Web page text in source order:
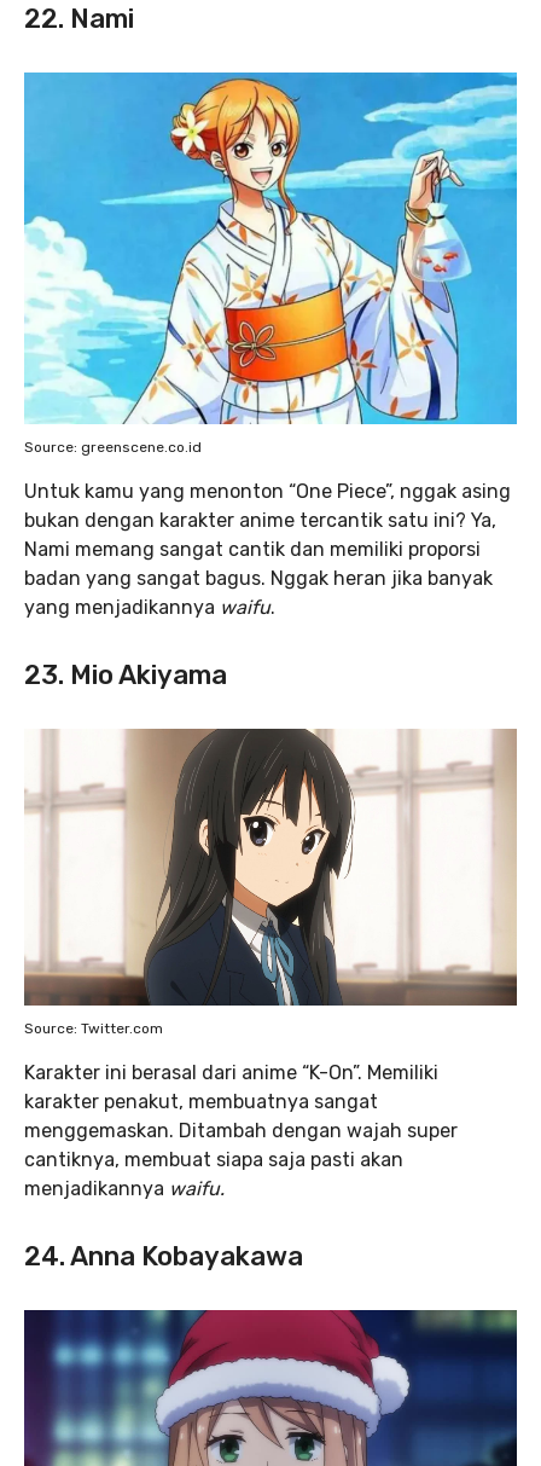
22. Nami
Source: greenscene.co.id
Untuk kamu yang menonton “One Piece”, nggak asing
bukan dengan karakter anime tercantik satu ini? Ya,
Nami memang sangat cantik dan memiliki proporsi
badan yang sangat bagus. Nggak heran jika banyak
yang menjadikannya waifu.
23. Mio Akiyama
Source: Twitter.com
Karakter ini berasal dari anime “K-On”. Memiliki
karakter penakut, membuatnya sangat
menggemaskan. Ditambah dengan wajah super
cantiknya, membuat siapa saja pasti akan
menjadikannya waifu.
24. Anna Kobayakawa